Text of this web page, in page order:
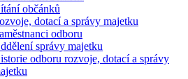
občánků
dotací a správy majetku
odboru
správy majetku
odboru rozvoje, dotací a správy